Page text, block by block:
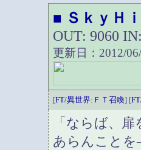
■ ＳｋｙＨ
OUT: 9060
更新日：2012/
[FT/異世界:ＦＴ召喚] [
「ならば、
あらんこと